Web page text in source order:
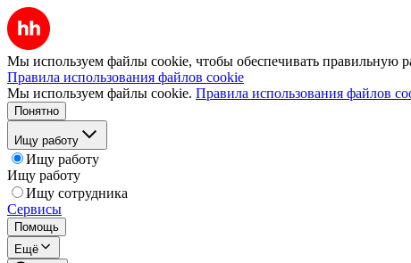
Мы используем файлы cookie, чтобы обеспечивать правильную
Правила использования файлов cookie
Мы используем файлы cookie. Правила использования файлов
Понятно
Ищу работу
Ищу работу
Ищу работу
Ищу сотрудника
Сервисы
Помощь
Ещё